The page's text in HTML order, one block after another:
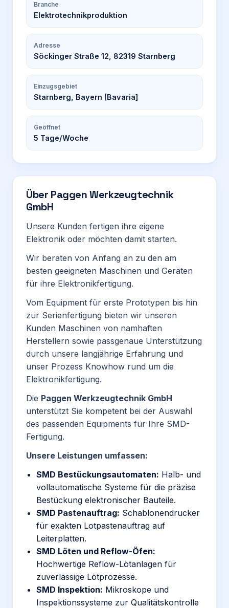
Branche
Elektrotechnikproduktion
Adresse
Söckinger Straße 12, 82319 Starnberg
Einzugsgebiet
Starnberg, Bayern [Bavaria]
Geöffnet
5 Tage/Woche
Über Paggen Werkzeugtechnik
GmbH
Unsere Kunden fertigen ihre eigene
Elektronik oder möchten damit starten.
Wir beraten von Anfang an zu den am
besten geeigneten Maschinen und Geräten
für ihre Elektronikfertigung.
Vom Equipment für erste Prototypen bis hin
zur Serienfertigung bieten wir unseren
Kunden Maschinen von namhaften
Herstellern sowie passgenaue Unterstützung
durch unsere langjährige Erfahrung und
unser Prozess Knowhow rund um die
Elektronikfertigung.
Die Paggen Werkzeugtechnik GmbH
unterstützt Sie kompetent bei der Auswahl
des passenden Equipments für Ihre SMD-
Fertigung.
Unsere Leistungen umfassen:
SMD Bestückungsautomaten: Halb- und
vollautomatische Systeme für die präzise
Bestückung elektronischer Bauteile.
SMD Pastenauftrag: Schablonendrucker
für exakten Lotpastenauftrag auf
Leiterplatten.
SMD Löten und Reflow-Öfen:
Hochwertige Reflow-Lötanlagen für
zuverlässige Lötprozesse.
SMD Inspektion: Mikroskope und
Inspektionssysteme zur Qualitätskontrolle